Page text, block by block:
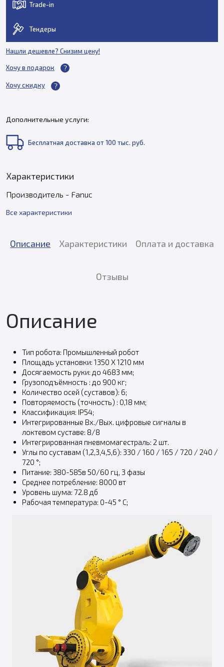
Trade-in
Тендеры
Нашли дешевле? Снизим цену!
Хочу в подарок
Хочу скидку
Дополнительные услуги:
Бесплатная доставка от 100 тыс. руб.
Характеристики
Производитель - Fanuc
Все характеристики
Описание Характеристики Оплата и доставка
Отзывы
Описание
Тип робота: Промышленный робот
Площадь установки: 1350 X 1210 мм
Досягаемость руки: до 4683 мм;
Грузоподъёмность : до 900 кг;
Количество осей (cуставов): 6;
Повторяемость (точность) : 0,18 мм;
Классификация: IP54;
Интегрированные Вх./Вых. цифровые сигналы в
локтевом суставе: 8/8
Интегрированная пневмомагестраль: 2 шт.
Углы по суставам (1,2,3,4,5,6): 330 / 160 / 165 / 720 / 240 /
720 °;
Питание: 380-585в 50/60 гц, 3 фазы
Среднее потребление: 8000 вт
Уровень шума: 72.8 дб
Рабочая температура: 0-45 ° C;